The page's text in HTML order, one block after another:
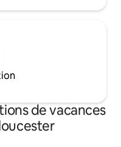
de vacances